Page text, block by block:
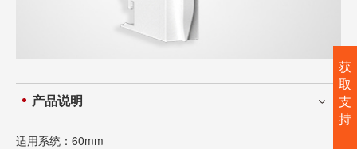
产品说明
适用系统：60mm
获
取
支
持